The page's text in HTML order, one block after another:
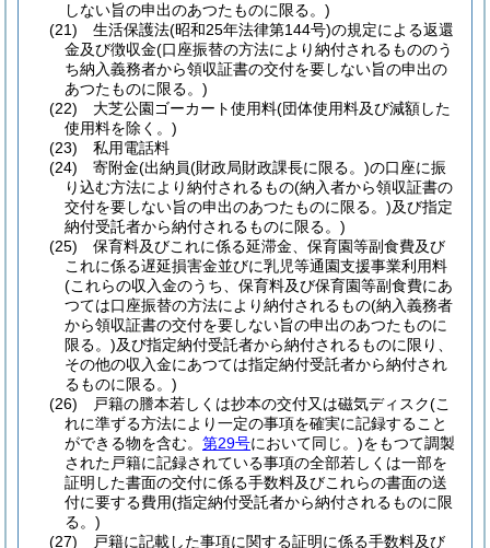
しない旨の申出のあつたものに限る。)
(21)
生活保護法(昭和25年法律第144号)の規定による返還
金及び徴収金(口座振替の方法により納付されるもののう
ち納入義務者から領収証書の交付を要しない旨の申出の
あつたものに限る。)
(22)
大芝公園ゴーカート使用料(団体使用料及び減額した
使用料を除く。)
(23)
私用電話料
(24)
寄附金(出納員(財政局財政課長に限る。)の口座に振
り込む方法により納付されるもの(納入者から領収証書の
交付を要しない旨の申出のあつたものに限る。)及び指定
納付受託者から納付されるものに限る。)
(25)
保育料及びこれに係る延滞金、保育園等副食費及び
これに係る遅延損害金並びに乳児等通園支援事業利用料
(これらの収入金のうち、保育料及び保育園等副食費にあ
つては口座振替の方法により納付されるもの(納入義務者
から領収証書の交付を要しない旨の申出のあつたものに
限る。)及び指定納付受託者から納付されるものに限り、
その他の収入金にあつては指定納付受託者から納付され
るものに限る。)
(26)
戸籍の謄本若しくは抄本の交付又は磁気ディスク(こ
れに準ずる方法により一定の事項を確実に記録すること
ができる物を含む。 第29号において同じ。)をもつて調製
された戸籍に記録されている事項の全部若しくは一部を
証明した書面の交付に係る手数料及びこれらの書面の送
付に要する費用(指定納付受託者から納付されるものに限
る。)
(27)
戸籍に記載した事項に関する証明に係る手数料及び